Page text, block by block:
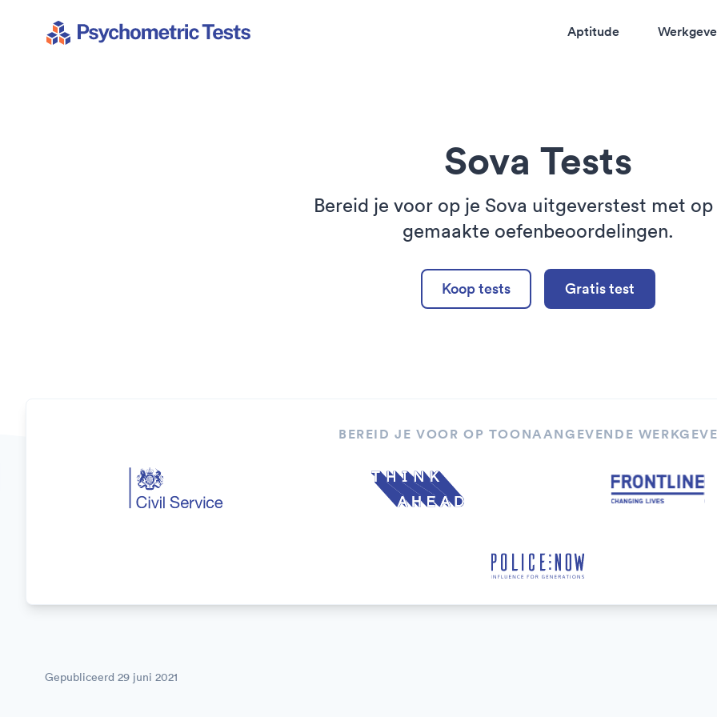
Aptitude
Sova Tests
Bereid je voor op je Sova uitgeverstest met
gemaakte oefenbeoordelingen.
Koop tests Gratis test
BEREID JE VOOR OP TOONAANGEVENDE
Gepubliceerd 29 juni 2021